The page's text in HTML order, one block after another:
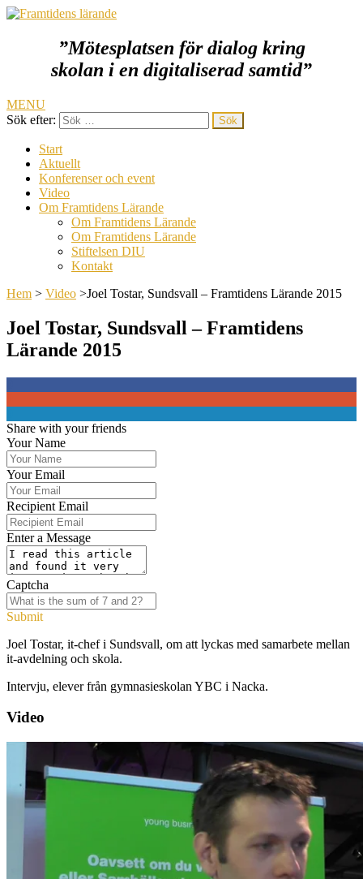
Framtidens lärande
”Mötesplatsen för dialog kring
skolan i en digitaliserad samtid”
MENU
Sök efter:
Start
Aktuellt
Konferenser och event
Video
Om Framtidens Lärande
Om Framtidens Lärande
Om Framtidens Lärande
Stiftelsen DIU
Kontakt
Hem > Video >Joel Tostar, Sundsvall – Framtidens Lärande 2015
Joel Tostar, Sundsvall – Framtidens
Lärande 2015
Share with your friends
Your Name
Your Email
Recipient Email
Enter a Message
Captcha
Submit
Joel Tostar, it-chef i Sundsvall, om att lyckas med samarbete mellan
it-avdelning och skola.
Intervju, elever från gymnasieskolan YBC i Nacka.
Video